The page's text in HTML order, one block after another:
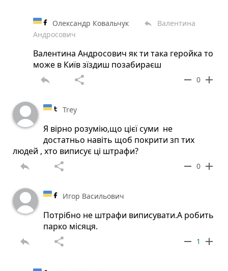
Олександр Ковальчук reply
Валентина
Андросович
Валентина Андросович як ти така геройка то
може в Київ зїздиш позабираєш
reply share remove 0 add
Trey
Я вірно розумію,що цієї суми не
достатньо навіть щоб покрити зп тих
людей , хто виписує ці штрафи?
reply share remove 0 add
Игор Васильович
Потрібно не штрафи виписувати.А робить
парко місяця.
reply share remove 1 add